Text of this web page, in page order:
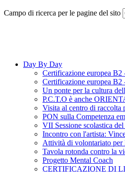
Campo di ricerca per le pagine del sito
Day By Day
Certificazione europea B2
Certificazione europea B2
Un ponte per la cultura
P.C.T.O è anche
Visita al centro di raccolta
PON sulla Competenza
VII Sessione scolastica
Incontro con l'artista:
Attività di volontariato per
Tavola rotonda contro la
Progetto Mental Coach
CERTIFICAZIONE DI